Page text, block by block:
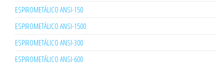
ESPIROMETÁLICO ANSI-150
ESPIROMETÁLICO ANSI-1500
ESPIROMETÁLICO ANSI-300
ESPIROMETÁLICO ANSI-600